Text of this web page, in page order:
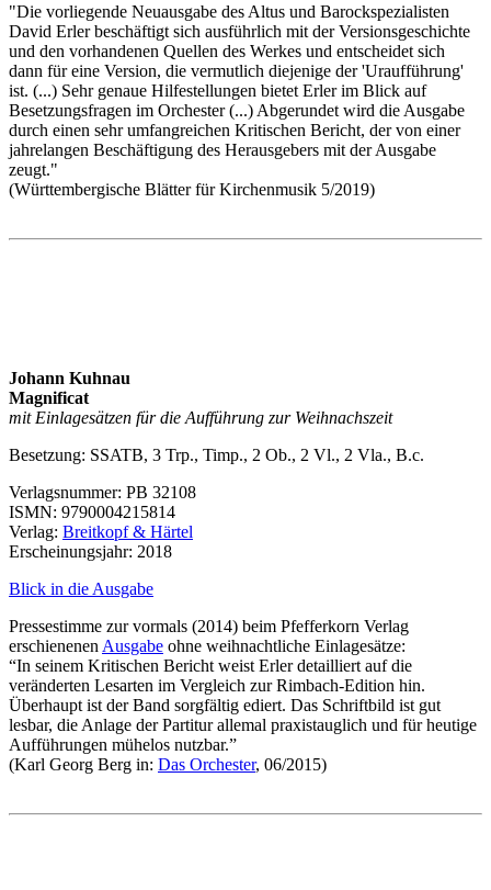
"Die vorliegende Neuausgabe des Altus und Barockspezialisten
David Erler beschäftigt sich ausführlich mit der Versionsgeschichte
und den vorhandenen Quellen des Werkes und entscheidet sich
dann für eine Version, die vermutlich diejenige der 'Uraufführung'
ist. (...) Sehr genaue Hilfestellungen bietet Erler im Blick auf
Besetzungsfragen im Orchester (...) Abgerundet wird die Ausgabe
durch einen sehr umfangreichen Kritischen Bericht, der von einer
jahrelangen Beschäftigung des Herausgebers mit der Ausgabe
zeugt."
(Württembergische Blätter für Kirchenmusik 5/2019)
Johann Kuhnau
Magnificat
mit Einlagesätzen für die Aufführung zur Weihnachszeit
Besetzung: SSATB, 3 Trp., Timp., 2 Ob., 2 Vl., 2 Vla., B.c.
Verlagsnummer: PB 32108
ISMN: 9790004215814
Verlag: Breitkopf & Härtel
Erscheinungsjahr: 2018
Blick in die Ausgabe
Pressestimme zur vormals (2014) beim Pfefferkorn Verlag
erschienenen Ausgabe ohne weihnachtliche Einlagesätze:
“In seinem Kritischen Bericht weist Erler detailliert auf die
veränderten Lesarten im Vergleich zur Rimbach-Edition hin.
Überhaupt ist der Band sorgfältig ediert. Das Schriftbild ist gut
lesbar, die Anlage der Partitur allemal praxistauglich und für heutige
Aufführungen mühelos nutzbar.”
(Karl Georg Berg in: Das Orchester, 06/2015)